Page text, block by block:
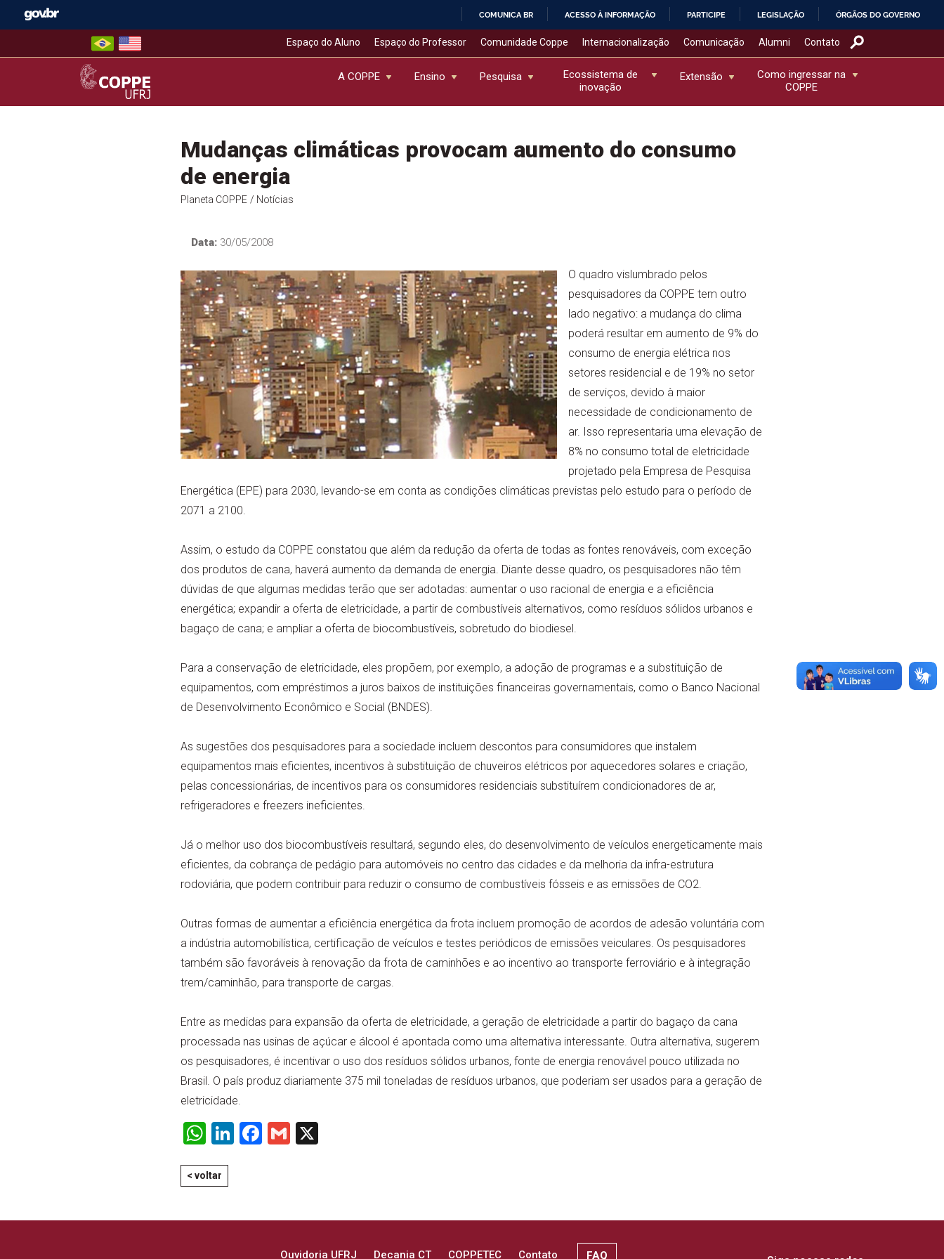
COMUNICA BR ACESSO À INFORMAÇÃO PARTICIPE LEGISLAÇÃO ÓRGÃOS DO GOVERNO
Espaço do Aluno Espaço do Professor Comunidade Coppe Internacionalização Comunicação Alumni Contato
COPPE – UFRJ
A COPPE Ensino Pesquisa
Ecossistema de
inovação
Extensão
Como ingressar na
COPPE
Mudanças climáticas provocam aumento do consumo
de energia
Planeta COPPE / Notícias
Data:30/05/2008
O quadro vislumbrado pelos
pesquisadores da COPPE tem outro
lado negativo: a mudança do clima
poderá resultar em aumento de 9% do
consumo de energia elétrica nos
setores residencial e de 19% no setor
de serviços, devido à maior
necessidade de condicionamento de
ar. Isso representaria uma elevação de
8% no consumo total de eletricidade
projetado pela Empresa de Pesquisa
Energética (EPE) para 2030, levando-se em conta as condições climáticas previstas pelo estudo para o período de
2071 a 2100.
Assim, o estudo da COPPE constatou que além da redução da oferta de todas as fontes renováveis, com exceção
dos produtos de cana, haverá aumento da demanda de energia. Diante desse quadro, os pesquisadores não têm
dúvidas de que algumas medidas terão que ser adotadas: aumentar o uso racional de energia e a eficiência
energética; expandir a oferta de eletricidade, a partir de combustíveis alternativos, como resíduos sólidos urbanos e
bagaço de cana; e ampliar a oferta de biocombustíveis, sobretudo do biodiesel.
Para a conservação de eletricidade, eles propõem, por exemplo, a adoção de programas e a substituição de
equipamentos, com empréstimos a juros baixos de instituições financeiras governamentais, como o Banco Nacional
de Desenvolvimento Econômico e Social (BNDES).
As sugestões dos pesquisadores para a sociedade incluem descontos para consumidores que instalem
equipamentos mais eficientes, incentivos à substituição de chuveiros elétricos por aquecedores solares e criação,
pelas concessionárias, de incentivos para os consumidores residenciais substituírem condicionadores de ar,
refrigeradores e freezers ineficientes.
Já o melhor uso dos biocombustíveis resultará, segundo eles, do desenvolvimento de veículos energeticamente mais
eficientes, da cobrança de pedágio para automóveis no centro das cidades e da melhoria da infra-estrutura
rodoviária, que podem contribuir para reduzir o consumo de combustíveis fósseis e as emissões de CO2.
Outras formas de aumentar a eficiência energética da frota incluem promoção de acordos de adesão voluntária com
a indústria automobilística, certificação de veículos e testes periódicos de emissões veiculares. Os pesquisadores
também são favoráveis à renovação da frota de caminhões e ao incentivo ao transporte ferroviário e à integração
trem/caminhão, para transporte de cargas.
Entre as medidas para expansão da oferta de eletricidade, a geração de eletricidade a partir do bagaço da cana
processada nas usinas de açúcar e álcool é apontada como uma alternativa interessante. Outra alternativa, sugerem
os pesquisadores, é incentivar o uso dos resíduos sólidos urbanos, fonte de energia renovável pouco utilizada no
Brasil. O país produz diariamente 375 mil toneladas de resíduos urbanos, que poderiam ser usados para a geração de
eletricidade.
WhatsApp
LinkedIn
Facebook
Gmail
X
< voltar
Ouvidoria UFRJ Decania CT COPPETEC Contato FAQ